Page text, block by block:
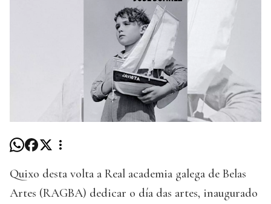
Quixo desta volta a Real academia galega de Belas
Artes (RAGBA) dedicar o día das artes, inaugurado